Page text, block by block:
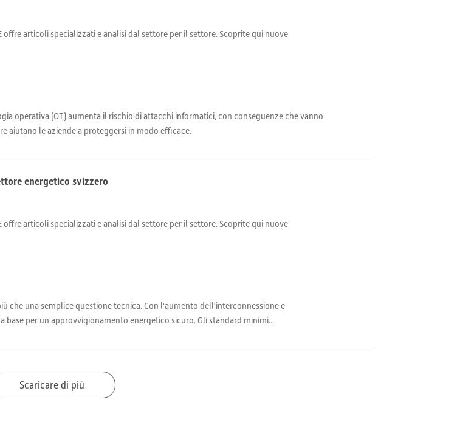
articoli specializzati e analisi dal settore per il settore. Scoprite qui nuove
operativa (OT) aumenta il rischio di attacchi informatici, con conseguenze che vanno
aiutano le aziende a proteggersi in modo efficace.
energetico svizzero
articoli specializzati e analisi dal settore per il settore. Scoprite qui nuove
che una semplice questione tecnica. Con l'aumento dell'interconnessione e
per un approvvigionamento energetico sicuro. Gli standard minimi...
Scaricare di più